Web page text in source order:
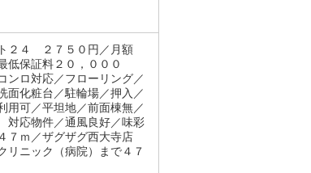
ト２４ ２７５０円／月額
保証料２０，０００
ンロ対応／フローリング／
面化粧台／駐輪場／押入／
用可／平坦地／前面棟無／
対応物件／通風良好／味彩
７ｍ／ザグザグ西大寺店
リニック（病院）まで４７